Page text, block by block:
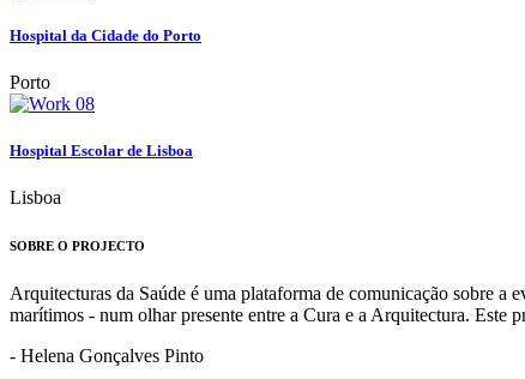
Hospital da Cidade do Porto
Porto
Hospital Escolar de Lisboa
Lisboa
SOBRE O PROJECTO
Arquitecturas da Saúde é uma plataforma de comunicação sobre a
marítimos - num olhar presente entre a Cura e a Arquitectura.
- Helena Gonçalves Pinto